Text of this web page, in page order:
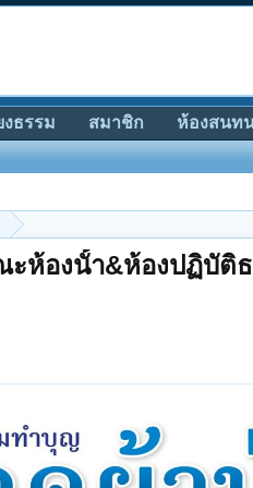
ห้องนั้า&ห้องปฏิบัติ
งธรรม สมาชิก ห้องสนท